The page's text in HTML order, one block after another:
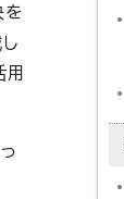
を